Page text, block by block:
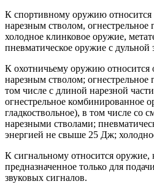
К спортивному оружию относится
нарезным стволом, огнестрельное
холодное клинковое оружие,
пневматическое оружие с
К охотничьему оружию относится
нарезным стволом; огнестрельное
том числе с длиной нарезной
огнестрельное комбинированное
гладкоствольное), в том числе со
нарезными стволами;
энергией не свыше 25 Дж;
К сигнальному относится оружие,
предназначенное только для
звуковых сигналов.